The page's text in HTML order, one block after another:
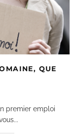
QUE
premier emploi
...